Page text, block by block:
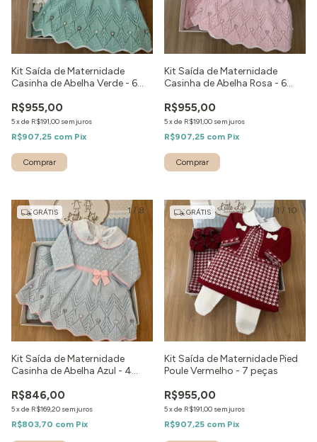
Kit Saída de Maternidade
Casinha de Abelha Verde - 6
R$955,00
5xde R$191,00 sem juros
R$907,25 com Pix
Comprar
Kit Saída de Maternidade
Casinha de Abelha Rosa - 6
R$955,00
5xde R$191,00 sem juros
R$907,25 com Pix
Comprar
1/ 8
GRÁTIS
Kit Saída de Maternidade
Casinha de Abelha Azul - 4
R$846,00
5xde R$169,20 sem juros
R$803,70 com Pix
1 / 10
GRÁTIS
Kit Saída de Maternidade Pied
Poule Vermelho - 7 peças
R$955,00
5xde R$191,00 sem juros
R$907,25 com Pix